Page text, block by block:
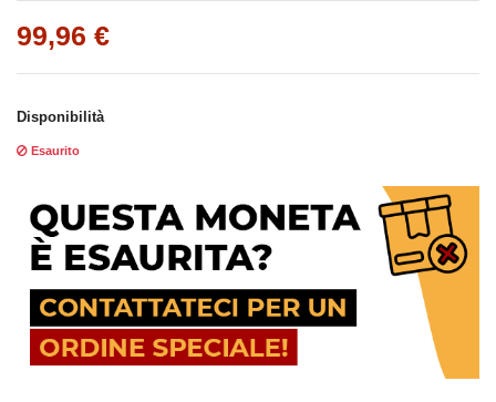
99,96 €
Disponibilità
Esaurito